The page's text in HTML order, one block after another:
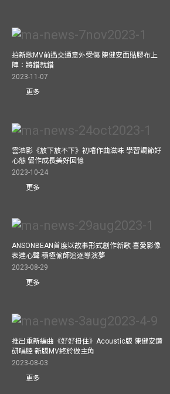
拍新歌MV前遇交通意外受傷 陳健安面貼膠布上
陣：將錯就錯
2023-11-07
更多
雲浩影《放下放不下》初嚐作曲滋味 學習調節好
心態 留作成長美好回憶
2023-10-24
更多
ANSONBEAN首度以故事形式創作新歌 喜愛影像
表達心聲 積極偷師追逐導演夢
2023-08-29
更多
推出重新編曲《好好掛住》Acoustic版 陳健安鑽
研唱腔 新版MV終於做主角
2023-08-03
更多